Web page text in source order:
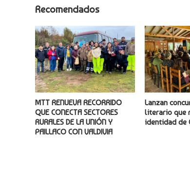
Recomendados
MTT RENUEVA RECORRIDO
QUE CONECTA SECTORES
RURALES DE LA UNIÓN Y
PAILLACO CON VALDIVIA
Lanzan
literario que
identidad de